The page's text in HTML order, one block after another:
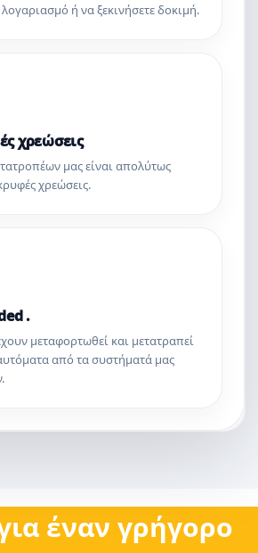
ή να ξεκινήσετε δοκιμή.
χρεώσεις
μας είναι απολύτως
χρεώσεις.
.
μεταφορτωθεί και μετατραπεί
από τα συστήματά μας
έναν γρήγορο